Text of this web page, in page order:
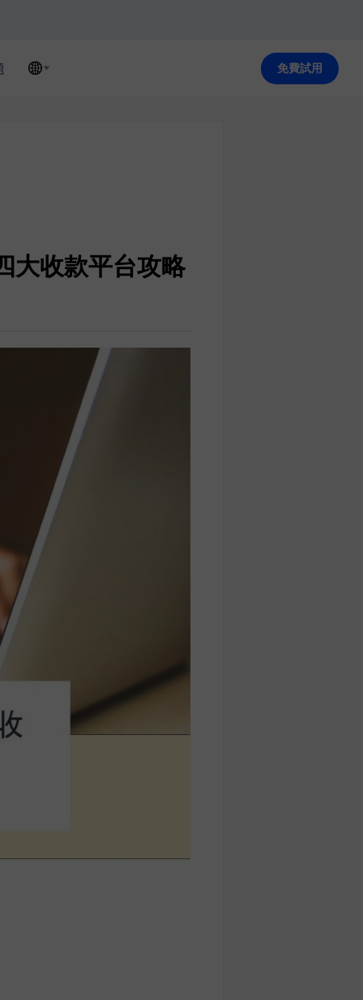
免費試用
大收款平台攻略